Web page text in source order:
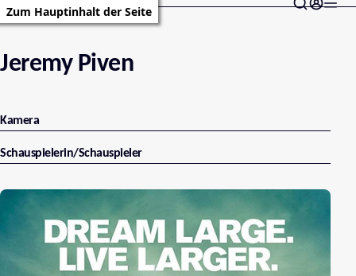
Zum Hauptinhalt der Seite
Jeremy Piven
Kamera
Schauspielerin/Schauspieler